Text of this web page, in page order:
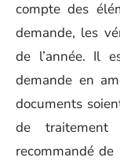
compte des
demande, les
de l’année. Il
demande en
documents
de
recommandé